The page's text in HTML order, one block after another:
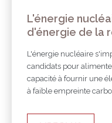
L'énergie
d'énergie de la
L'énergie nucléaire
candidats pour
capacité à fournir une
à faible empreinte